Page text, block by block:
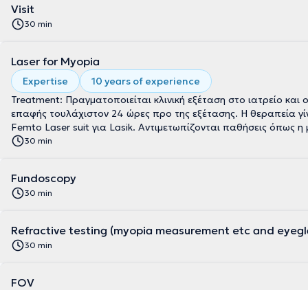
Visit
30 min
Laser for Myopia
Expertise
10 years of experience
Treatment: Πραγματοποιείται κλινική εξέταση στο ιατρείο
επαφής τουλάχιστον 24 ώρες προ της εξέτασης. Η θεραπεία γίνεται με τις
Femto Laser suit για Lasik. Αντιμετωπίζονται
30 min
Fundoscopy
30 min
Refractive testing (myopia measurement etc and
30 min
FOV